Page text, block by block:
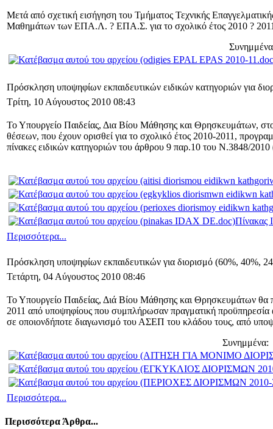
Μετά από σχετική εισήγηση του Τμήματος Τεχνικής
Μαθημάτων των ΕΠΑ.Λ. ? ΕΠΑ.Σ. για το σχολικό έτος 2010 ?
Πρόσκληση υποψηφίων εκπαιδευτικών ειδικών κατηγοριών για
Τρίτη, 10 Αύγουστος 2010 08:43
Το Υπουργείο Παιδείας, Δια Βίου Μάθησης και Θρησκευμάτων,
θέσεων, που έχουν ορισθεί για το σχολικό έτος 2010-2011,
πίνακες ειδικών κατηγοριών του άρθρου 9 παρ.10 του Ν.3848/
Πίνακας
Περισσότερα...
Πρόσκληση υποψηφίων εκπαιδευτικών για διορισμό (60%, 40%,
Τετάρτη, 04 Αύγουστος 2010 08:46
Το Υπουργείο Παιδείας, Διά Βίου Μάθησης και Θρησκευμάτων θα
2011 από υποψηφίους που συμπλήρωσαν πραγματική προϋπηρεσία
σε οποιονδήποτε διαγωνισμό του ΑΣΕΠ του κλάδου τους, από
Συνημμένα:
Περισσότερα...
Περισσότερα Άρθρα...